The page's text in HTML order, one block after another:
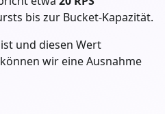
bis zur Bucket-Kapazität.
und diesen Wert
wir eine Ausnahme